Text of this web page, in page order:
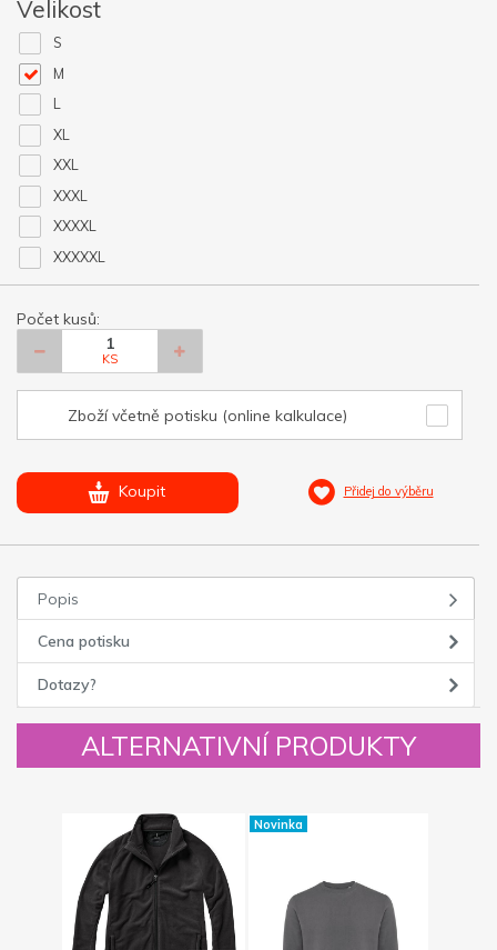
Velikost
S
M
L
XL
XXL
XXXL
XXXXL
XXXXXL
Počet kusů:
KS
Zboží včetně potisku (online kalkulace)
Koupit Přidej do výběru
Popis
Cena potisku
Dotazy?
ALTERNATIVNÍ PRODUKTY
Novinka